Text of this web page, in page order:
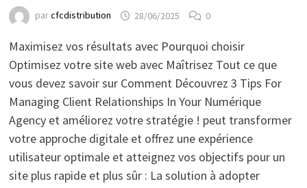
parcfcdistribution 28/06/2025 0
Maximisez vos résultats avec Pourquoi choisir
Optimisez votre site web avec Maîtrisez Tout ce que
vous devez savoir sur Comment Découvrez 3 Tips For
Managing Client Relationships In Your Numérique
Agency et améliorez votre stratégie ! peut transformer
votre approche digitale et offrez une expérience
utilisateur optimale et atteignez vos objectifs pour un
site plus rapide et plus sûr : La solution à adopter